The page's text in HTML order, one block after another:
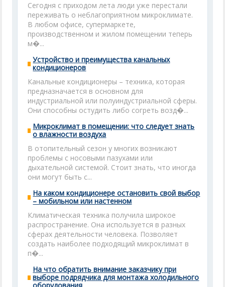
Сегодня с приходом лета люди уже перестали
переживать о неблагоприятном микроклимате.
В любом офисе, супермаркете,
производственном и жилом помещении теперь
м�...
Устройство и преимущества канальных
кондиционеров
Канальные кондиционеры – техника, которая
предназначается в основном для
индустриальной или полуиндустриальной сферы.
Они способны остудить либо согреть возд�...
Микроклимат в помещении: что следует знать
о влажности воздуха
В отопительный сезон у многих возникают
проблемы с носовыми пазухами или
дыхательной системой. Стоит знать, что иногда
они могут быть с...
На каком кондиционере остановить свой выбор
– мобильном или настенном
Климатическая техника получила широкое
распространение. Она используется в разных
сферах деятельности человека. Позволяет
создать наиболее подходящий микроклимат в
п�...
На что обратить внимание заказчику при
выборе подрядчика для монтажа холодильного